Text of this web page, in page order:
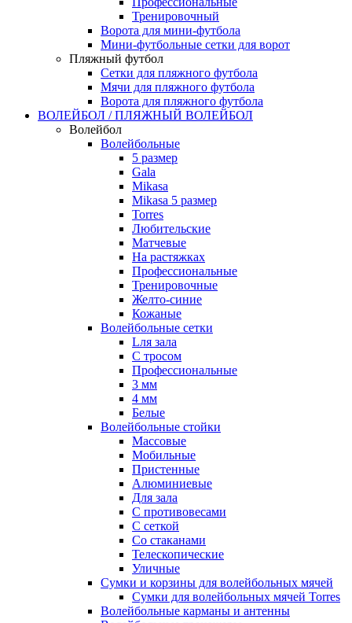
Тренировочный
Ворота для мини-футбола
Мини-футбольные сетки для ворот
Пляжный футбол
Сетки для пляжного футбола
Мячи для пляжного футбола
Ворота для пляжного футбола
ВОЛЕЙБОЛ / ПЛЯЖНЫЙ ВОЛЕЙБОЛ
Волейбол
Волейбольные
5 размер
Gala
Mikasa
Mikasa 5 размер
Torres
Любительские
Матчевые
На растяжках
Профессиональные
Тренировочные
Желто-синие
Кожаные
Волейбольные сетки
Lля зала
C тросом
Профессиональные
3 мм
4 мм
Белые
Волейбольные стойки
Массовые
Мобильные
Пристенные
Алюминиевые
Для зала
С противовесами
С сеткой
Со стаканами
Телескопические
Уличные
Сумки и корзины для волейбольных мячей
Сумки для волейбольных мячей Torres
Волейбольные карманы и антенны